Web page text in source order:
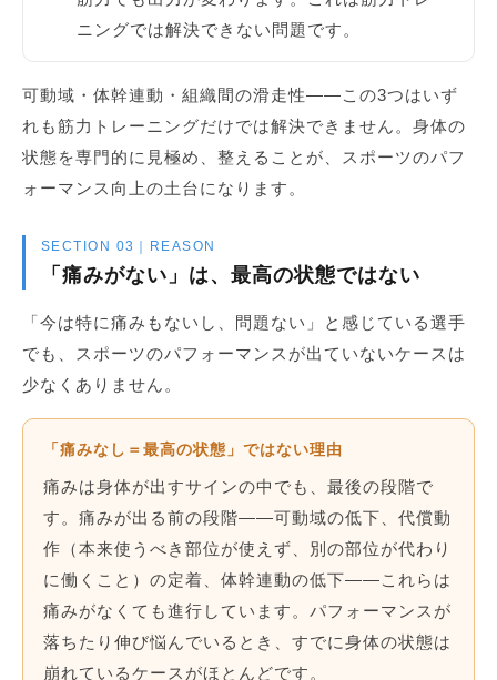
ニングでは解決できない問題です。
可動域・体幹連動・組織間の滑走性——この3つはいず
れも筋力トレーニングだけでは解決できません。身体の
状態を専門的に見極め、整えることが、スポーツのパフ
ォーマンス向上の土台になります。
SECTION 03｜REASON
「痛みがない」は、最高の状態ではない
「今は特に痛みもないし、問題ない」と感じている選手
でも、スポーツのパフォーマンスが出ていないケースは
少なくありません。
「痛みなし＝最高の状態」ではない理由
痛みは身体が出すサインの中でも、最後の段階で
す。痛みが出る前の段階——可動域の低下、代償動
作（本来使うべき部位が使えず、別の部位が代わり
に働くこと）の定着、体幹連動の低下——これらは
痛みがなくても進行しています。パフォーマンスが
落ちたり伸び悩んでいるとき、すでに身体の状態は
崩れているケースがほとんどです。